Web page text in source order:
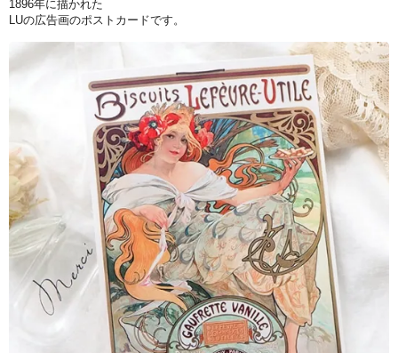
1896年に描かれた
LUの広告画のポストカードです。